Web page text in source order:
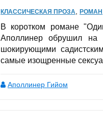
КЛАССИЧЕСКАЯ ПРОЗА РОМАН
В коротком романе
Аполлинер обрушил на
шокирующими
самые изощренные
Аполлинер Гийом